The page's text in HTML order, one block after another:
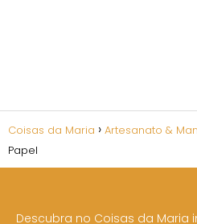
Coisas da Maria Artesanato &
Papel
Descubra no Coisas da Maria